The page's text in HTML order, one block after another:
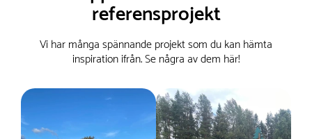
Serie
Tillverkas enligt
EN 1176
referensprojekt
Vi har många spännande projekt som du kan hämta
inspiration ifrån. Se några av dem här!